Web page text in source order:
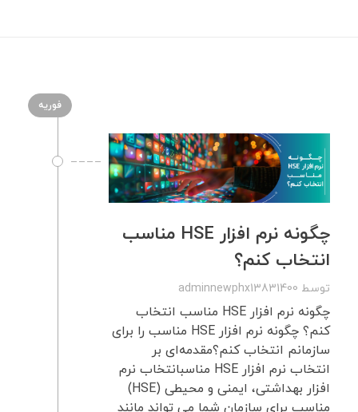
فوریه
چگونه نرم افزار HSE مناسب
انتخاب کنم؟
توسط adminnewphx13831400
چگونه نرم افزار HSE مناسب انتخاب
کنم؟ چگونه نرم افزار HSE مناسب را برای
سازمانم انتخاب کنم؟مقدمه‌ای بر
انتخاب نرم‌ افزار HSE مناسبانتخاب نرم
افزار بهداشتی، ایمنی و محیطی (HSE)
مناسب برای سازمان شما می تواند مانند